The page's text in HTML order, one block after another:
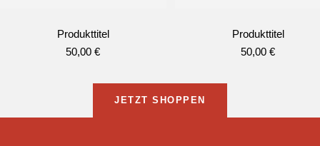
Produkttitel
Angebotspreis
50,00 €
Produkttitel
Angebotspreis
50,00 €
JETZT SHOPPEN